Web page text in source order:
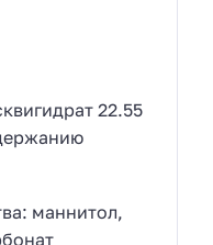
22.55
маннитол,